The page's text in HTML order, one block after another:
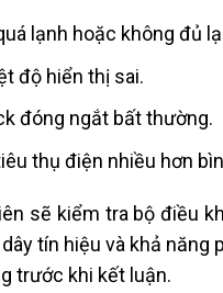
lạnh hoặc không đủ
độ hiển thị sai.
đóng ngắt bất thường.
thụ điện nhiều hơn
sẽ kiểm tra bộ điều
tín hiệu và khả năng
trước khi kết luận.